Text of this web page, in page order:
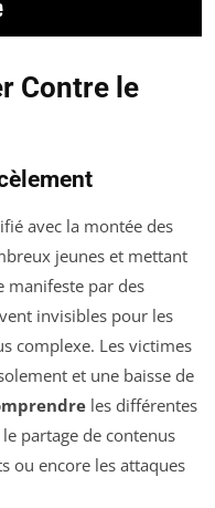
Contre le
avec la montée des
jeunes et mettant
manifeste par des
invisibles pour les
complexe. Les victimes
et une baisse de
les différentes
partage de contenus
ou encore les attaques